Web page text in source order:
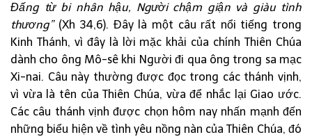
Đấng từ bi nhân hậu, Người chậm giận và giàu tình
thương”(Xh 34,6). Đây là một câu rất nổi tiếng trong
Kinh Thánh, vì đây là lời mặc khải của chính Thiên Chúa
dành cho ông Mô-sê khi Người đi qua ông trong sa mạc
Xi-nai. Câu này thường được đọc trong các thánh vịnh,
vì vừa là tên của Thiên Chúa, vừa để nhắc lại Giao ước.
Các câu thánh vịnh được chọn hôm nay nhấn mạnh đến
những biểu hiện về tình yêu nồng nàn của Thiên Chúa, đó